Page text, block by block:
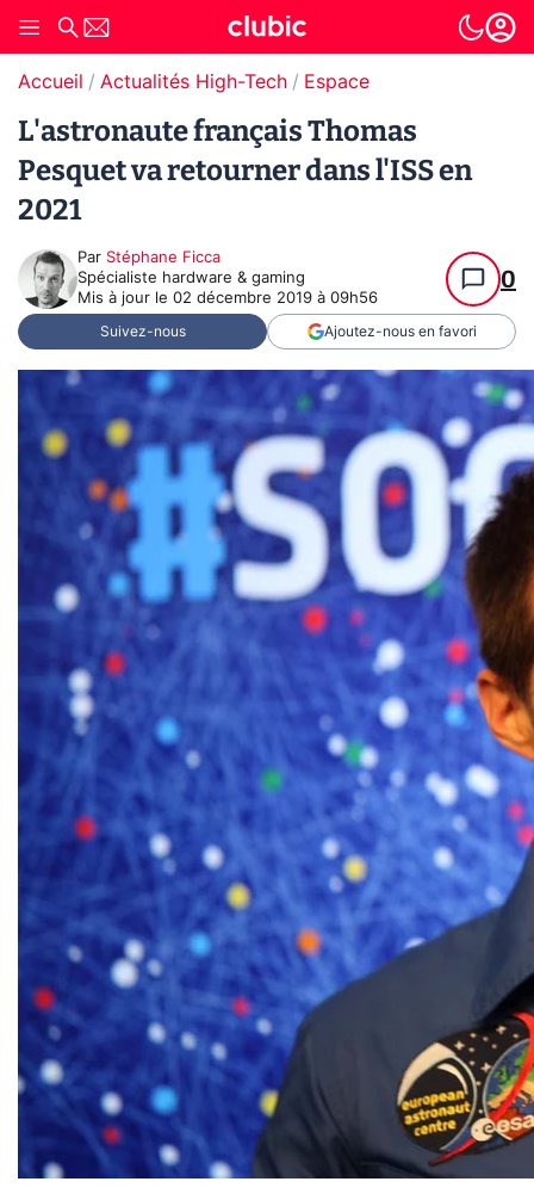
Accueil Actualités High-Tech Espace
L'astronaute français Thomas
Pesquet va retourner dans l'ISS en
2021
Par Stéphane Ficca
Spécialiste hardware & gaming
Mis à jour le 02 décembre 2019 à 09h56
0
Suivez-nous Ajoutez-nous en favori